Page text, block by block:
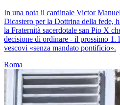
In una nota il cardinale Victor
Dicastero per la Dottrina della fede,
la Fraternità sacerdotale san Pio X
decisione di ordinare - il prossimo 1.
vescovi «senza mandato pontificio».
Roma